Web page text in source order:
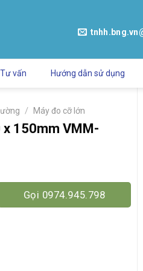
Tư vấn Hướng dẫn sử dụng
/ Máy đo cỡ lớn
150mm VMM-
Gọi 0974.945.798